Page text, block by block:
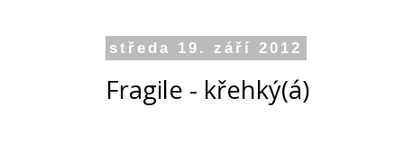
středa 19. září 2012
Fragile - křehký(á)